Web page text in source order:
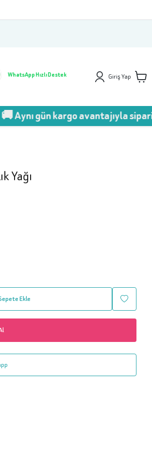
WhatsApp Hızlı Destek Giriş Yap
gün kargo avantajıyla sipariş ver!
Yağı
Ekle